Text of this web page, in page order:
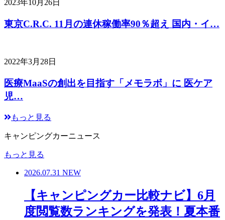
2023年10月26日
東京C.R.C. 11月の連休稼働率90％超え 国内・イ…
2022年3月28日
医療MaaSの創出を目指す「メモラボ」に 医ケア
児…
もっと見る
キャンピングカーニュース
もっと見る
2026.07.31 NEW
【キャンピングカー比較ナビ】6月
度閲覧数ランキングを発表！夏本番